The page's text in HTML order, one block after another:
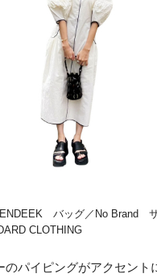
バッグ／No Brand
CLOTHING
のパイピングがアクセント